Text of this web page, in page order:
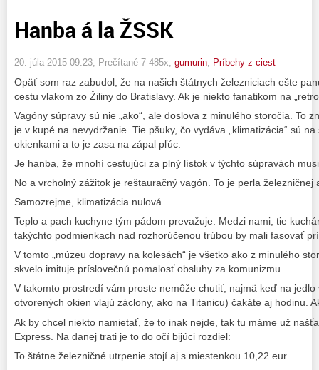
Hanba á la ŽSSK
20. júla 2015 09:23 , Prečítané 7 485x, gumurin Príbehy z ciest
Opäť som raz zabudol, že na našich štátnych železniciach ešte
cestu vlakom zo Žiliny do Bratislavy. Ak je niekto fanatikom na
Vagóny súpravy sú nie „ako“, ale doslova z minulého storočia. To
je v kupé na nevydržanie. Tie pšuky, čo vydáva „klimatizácia“ sú
okienkami a to je zasa na zápal pľúc.
Je hanba, že mnohí cestujúci za plný lístok v týchto súpravách
No a vrcholný zážitok je reštauračný vagón. To je perla železničnej
Samozrejme, klimatizácia nulová.
Teplo a pach kuchyne tým pádom prevažuje. Medzi nami, tie
takýchto podmienkach nad rozhorúčenou trúbou by mali fasovať
V tomto „múzeu dopravy na kolesách“ je všetko ako z minulého
skvelo imituje príslovečnú pomalosť obsluhy za komunizmu.
V takomto prostredí vám proste nemôže chutiť, najmä keď na
otvorených okien vlajú záclony, ako na Titanicu) čakáte aj hodinu.
Ak by chcel niekto namietať, že to inak nejde, tak tu máme už
Express. Na danej trati je to do očí bijúci rozdiel:
To štátne železničné utrpenie stojí aj s miestenkou 10,22 eur.